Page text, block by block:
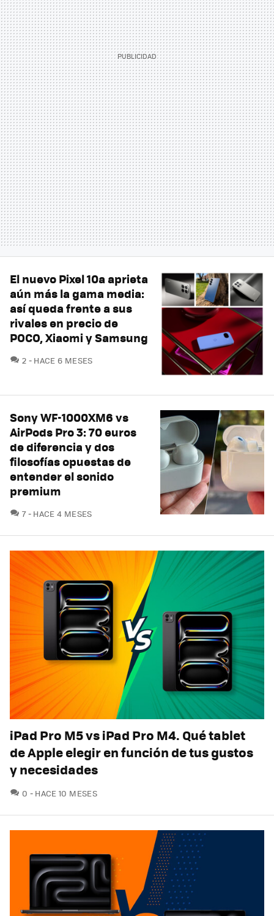
El nuevo Pixel 10a aprieta
aún más la gama media:
así queda frente a sus
rivales en precio de
POCO, Xiaomi y Samsung
2 COMENTARIOS
HACE 6 MESES
Sony WF-1000XM6 vs
AirPods Pro 3: 70 euros
de diferencia y dos
filosofías opuestas de
entender el sonido
premium
7COMENTARIOS
HACE 4 MESES
iPad Pro M5 vs iPad Pro M4. Qué tablet
de Apple elegir en función de tus gustos
y necesidades
0 COMENTARIOS
HACE 10 MESES